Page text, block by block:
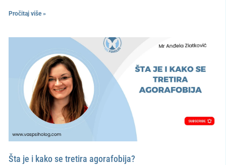
Pročitaj više »
Šta je i kako se tretira agorafobija?